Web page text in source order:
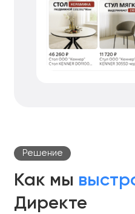
Решение
Как мы
Директе